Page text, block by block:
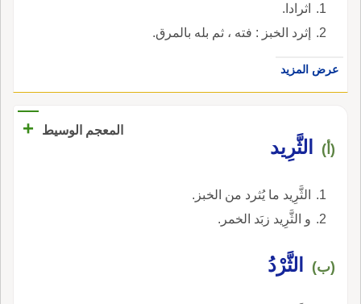
اثرادا.
إثرد الخبز : فته ، ثم بله بالمرق.
عرض المزيد
المعجم الوسيط +
(أ) الثَّرِيد
الثَّرِيد ما يُثرد من الخبز.
و الثَّرِيد زبَد الخمر.
(ب) الثَّرْدُ